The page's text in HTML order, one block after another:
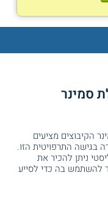
סמינר
הקיבוצים מציעים
בגישה התרפויטית הזו.
ניתן להכיר את
להשתמש בה כדי לסייע